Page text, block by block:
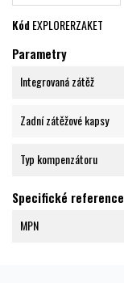
KódEXPLORERZAKET
Parametry
Integrovaná zátěž
Zadní zátěžové kapsy
Typ kompenzátoru
Specifické reference
MPN